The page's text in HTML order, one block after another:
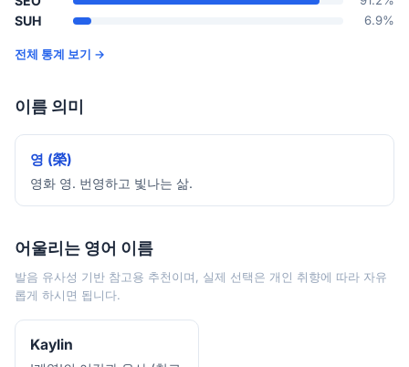
SUH 6.9%
전체 통계 보기 →
이름 의미
영 (榮)
영화 영. 번영하고 빛나는 삶.
어울리는 영어 이름
발음 유사성 기반 참고용 추천이며, 실제 선택은 개인 취향에 따라 자유
롭게 하시면 됩니다.
Kaylin